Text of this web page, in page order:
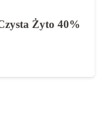
Żyto 40%